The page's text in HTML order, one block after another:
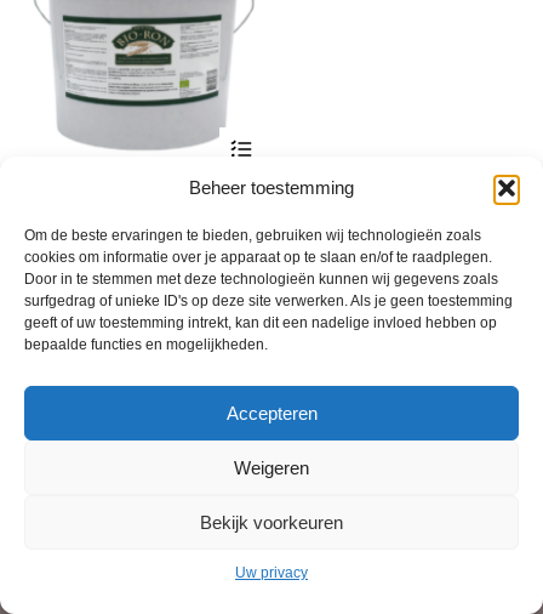
Beheer toestemming
Om de beste ervaringen te bieden, gebruiken wij technologieën zoals
cookies om informatie over je apparaat op te slaan en/of te raadplegen.
Door in te stemmen met deze technologieën kunnen wij gegevens zoals
surfgedrag of unieke ID's op deze site verwerken. Als je geen toestemming
geeft of uw toestemming intrekt, kan dit een nadelige invloed hebben op
bepaalde functies en mogelijkheden.
Accepteren
Weigeren
Bekijk voorkeuren
Uw privacy
meerdere
Deze
optie
kan
gekozen
worden
op
Bio Bokashi voor Grazers en
19,70 € 173,95 Prijsklasse:
€ 19,70
tot
€ 173,95
incl. btw